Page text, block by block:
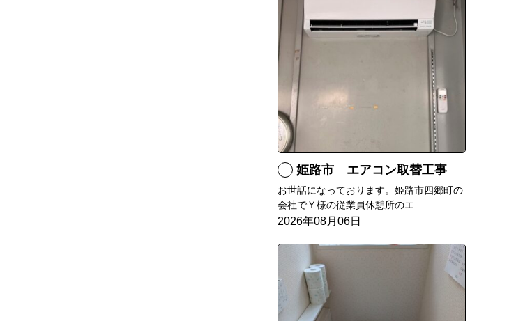
姫路市 エアコン取替工事
お世話になっております。姫路市四郷町の
会社でＹ様の従業員休憩所のエ...
2026年08月06日